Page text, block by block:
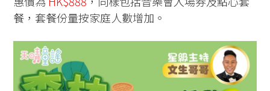
餐，套餐份量按家庭人數增加。